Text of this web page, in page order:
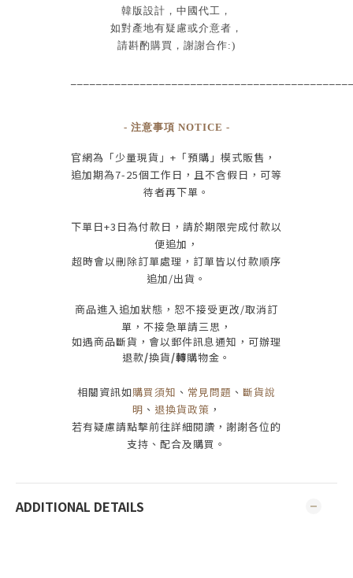
韓版設計，中國代工 ，
如對產地有疑慮或介意者，
請斟酌購買， 謝謝合作:)
- 注意事項 NOTICE -
官網為 「少量現貨」+ 「預購」模式販售，
追加期為7-25個工作日 ，且不含假日 ， 可等
待者再下單 。
下單日+3 日為付款日，請於期限完成付款以
便追加，
超時會以刪除訂單處理，訂單皆以付款順序
追加/出貨 。
商品進入追加狀態，恕不接受更改/取消訂
單， 不接急單請三思 ，
如遇商品斷貨，會以郵件訊息通知，可辦理
退款/換貨/轉購物金。
相關資訊如購買須知 、 常見問題 、 斷貨說
明 、 退換貨政策 ，
若有疑慮請點擊前往詳細閱讀，謝謝各位的
支持、配合及購買 。
ADDITIONAL DETAILS